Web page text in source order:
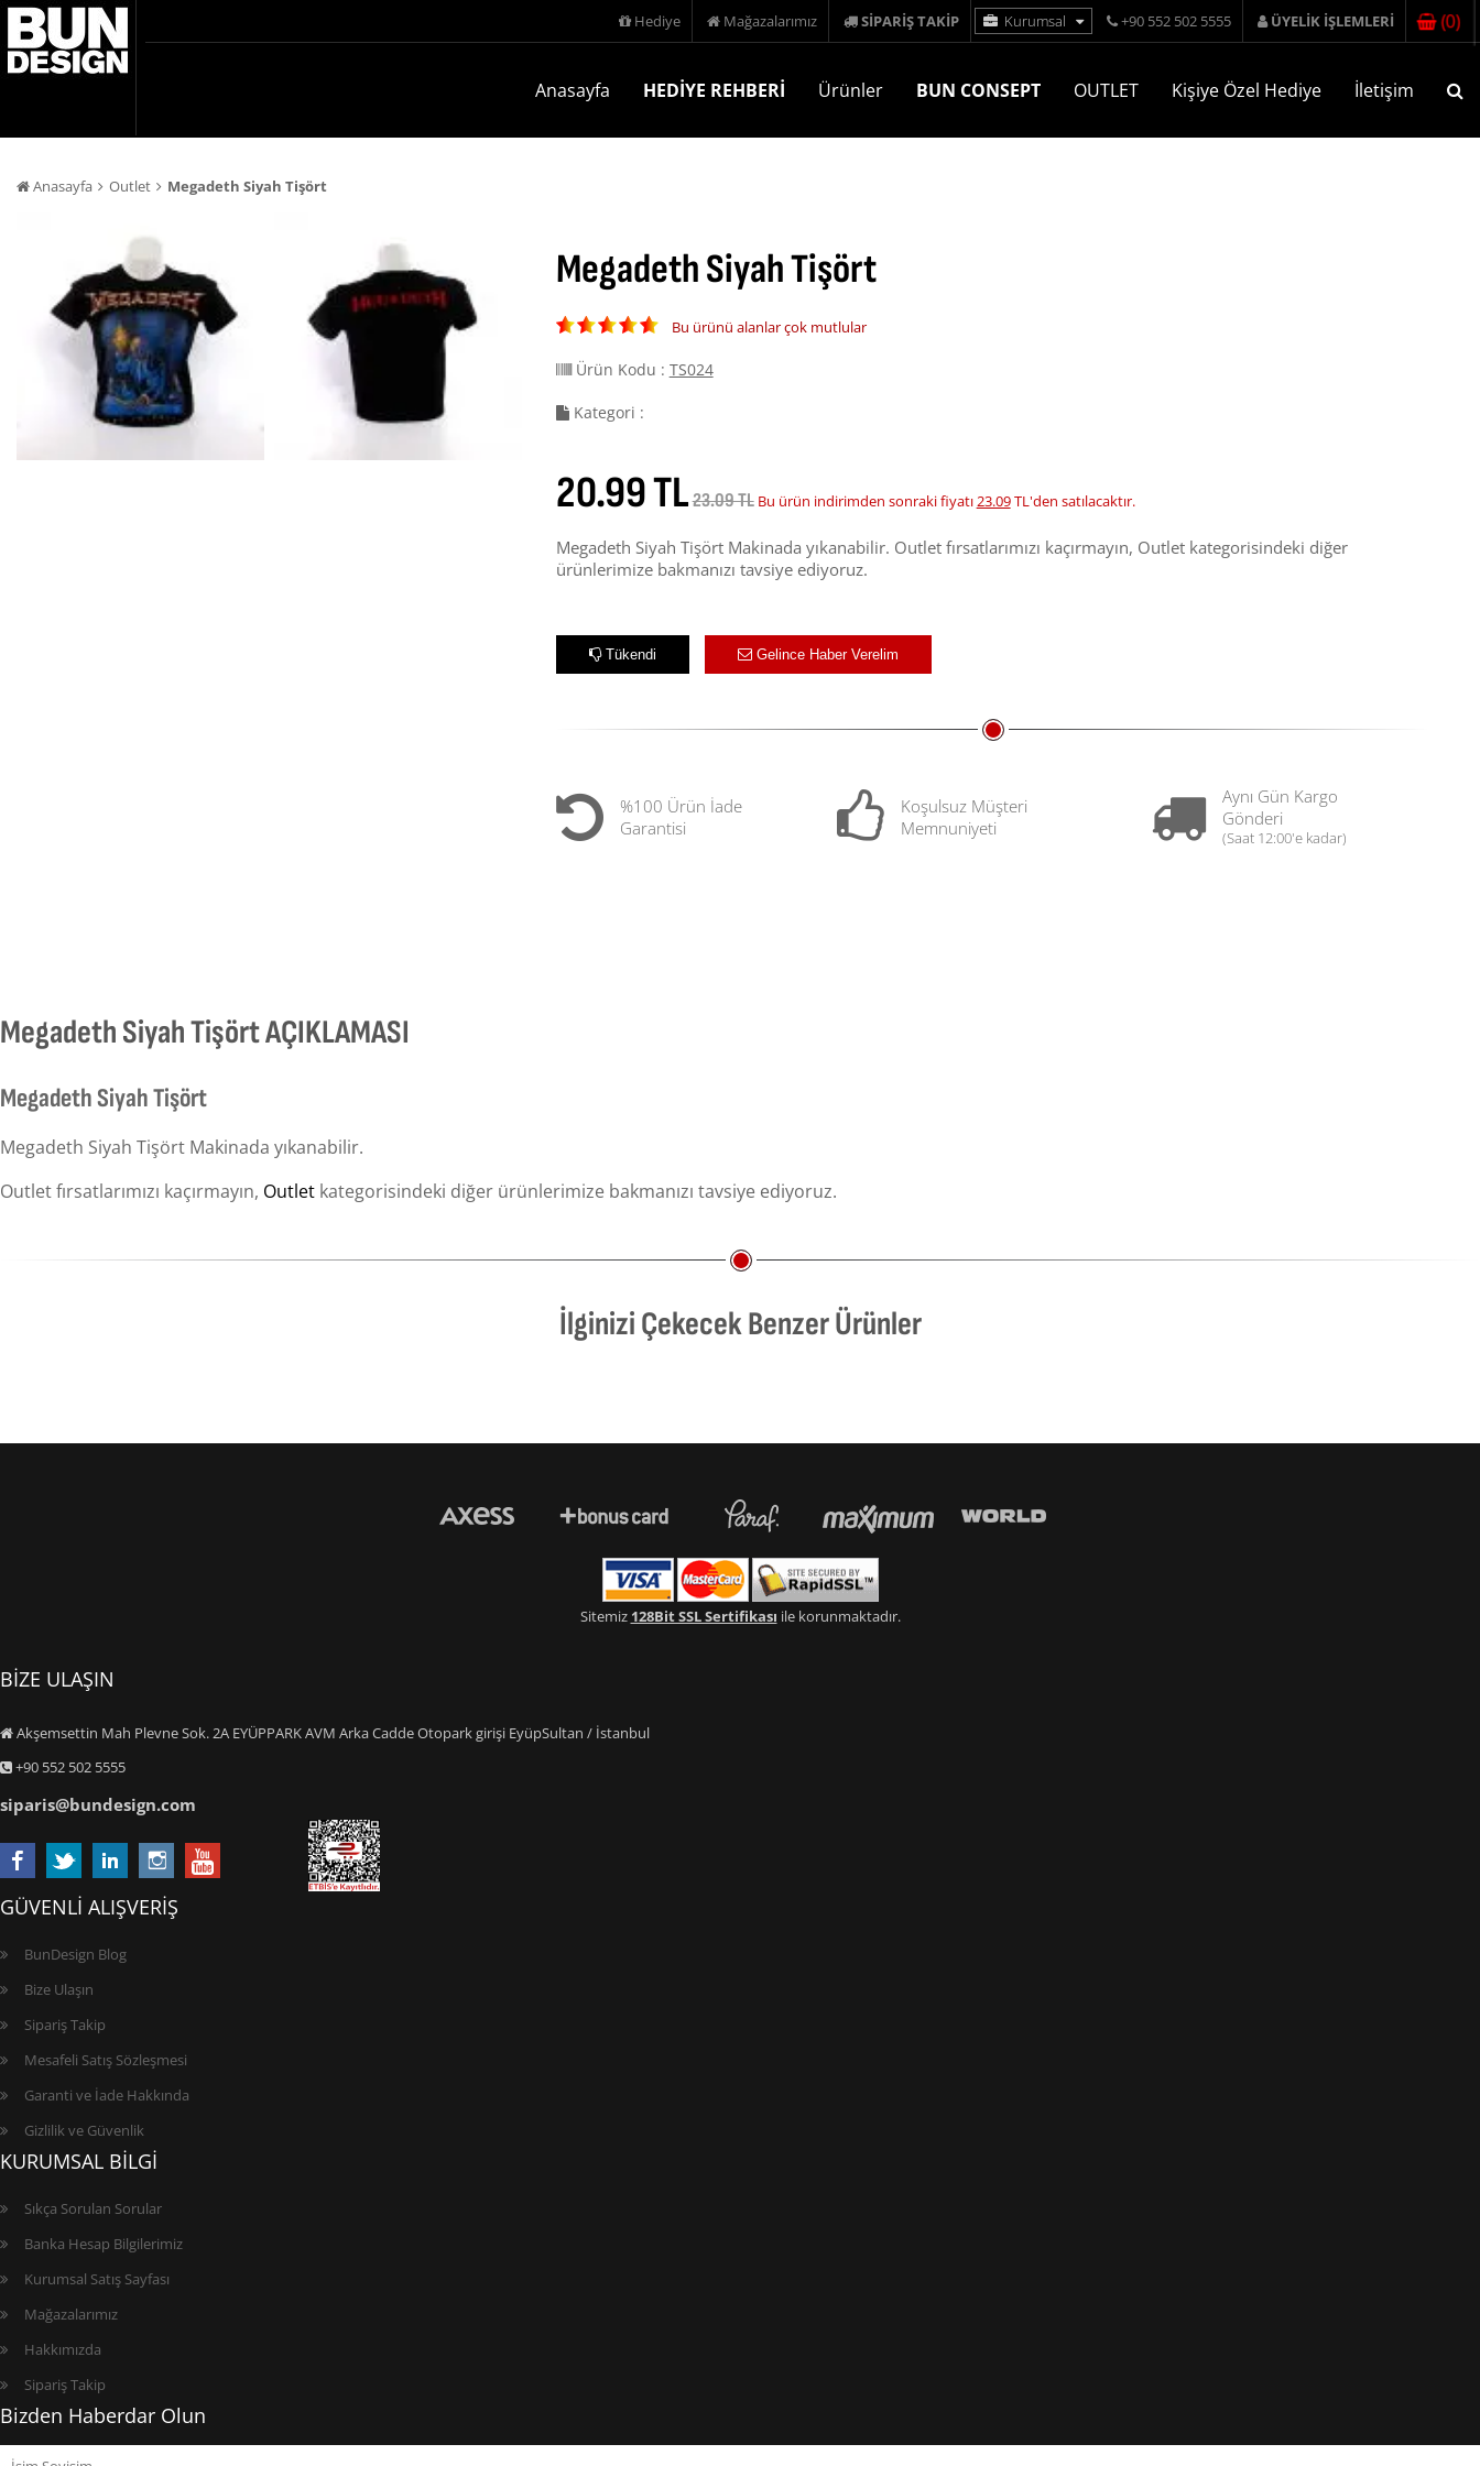
Hediye Mağazalarımız SİPARİŞ TAKİP Kurumsal +90 552 502 5555 ÜYELİK İŞLEMLERİ (0)
Anasayfa HEDİYE REHBERİ Ürünler BUN CONSEPT OUTLET Kişiye Özel Hediye İletişim
Anasayfa Outlet Megadeth Siyah Tişört
Megadeth Siyah Tişört
Bu ürünü alanlar çok mutlular
Ürün Kodu : TS024
Kategori :
20.99 TL23.09 TL Bu ürün indirimden sonraki fiyatı23.09TL'den satılacaktır.
Megadeth Siyah Tişört Makinada yıkanabilir. Outlet fırsatlarımızı kaçırmayın, Outlet kategorisindeki diğer
ürünlerimize bakmanızı tavsiye ediyoruz.
Tükendi Gelince Haber Verelim
%100 Ürün İade
Garantisi
Koşulsuz Müşteri
Memnuniyeti
Aynı Gün Kargo
Gönderi
(Saat 12:00'e kadar)
Megadeth Siyah Tişört AÇIKLAMASI
Megadeth Siyah Tişört
Megadeth Siyah Tişört Makinada yıkanabilir.
Outlet fırsatlarımızı kaçırmayın, Outlet kategorisindeki diğer ürünlerimize bakmanızı tavsiye ediyoruz.
İlginizi Çekecek Benzer Ürünler
Sitemiz 128Bit SSL Sertifikası ile korunmaktadır.
BİZE ULAŞIN
Akşemsettin Mah Plevne Sok. 2A EYÜPPARK AVM Arka Cadde Otopark girişi EyüpSultan / İstanbul
+90 552 502 5555
siparis@bundesign.com
GÜVENLİ ALIŞVERİŞ
BunDesign Blog
Bize Ulaşın
Sipariş Takip
Mesafeli Satış Sözleşmesi
Garanti ve İade Hakkında
Gizlilik ve Güvenlik
KURUMSAL BİLGİ
Sıkça Sorulan Sorular
Banka Hesap Bilgilerimiz
Kurumsal Satış Sayfası
Mağazalarımız
Hakkımızda
Sipariş Takip
Bizden Haberdar Olun